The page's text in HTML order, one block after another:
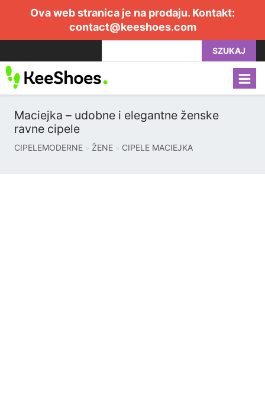
Ova web stranica je na prodaju. Kontakt:
contact@keeshoes.com
SZUKAJ
Maciejka – udobne i elegantne ženske
ravne cipele
CIPELEMODERNE ŽENE CIPELE MACIEJKA